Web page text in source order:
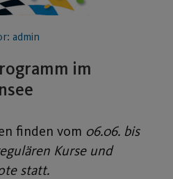
admin
im
finden vom 06.06. bis
Kurse und
statt.